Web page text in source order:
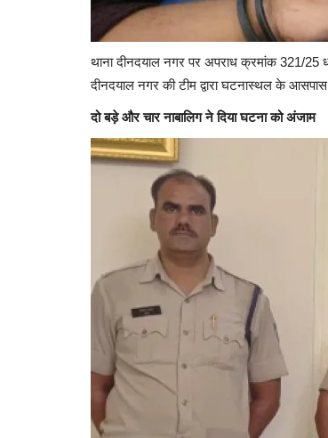
थाना दीनदयाल नगर पर अपराध क्रमांक 321/25
दीनदयाल नगर की टीम द्वारा घटनास्थल के
दो बड़े और चार नाबालिग ने दिया घटना को अंजाम